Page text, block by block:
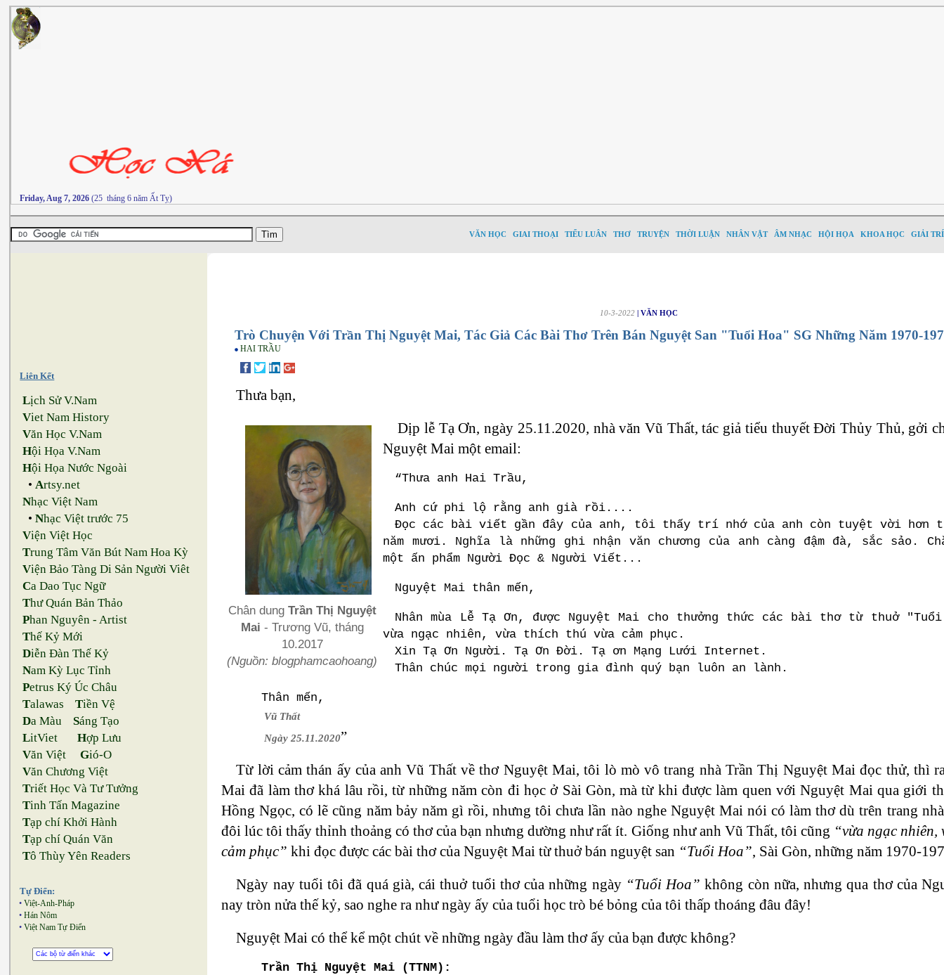
Friday, Aug 7, 2026 (25 tháng 6 năm Ất Tỵ)
VĂN HỌC GIAI THOẠI TIỂU LUÂN THƠ TRUYỆN THỜI LUẬN NHÂN VẬT ÂM NHẠC HỘI HỌA KHOA HỌC GIẢI TRÍ
Liên Kết
Lịch Sử V.Nam
Viet Nam History
Văn Học V.Nam
Hội Họa V.Nam
Hội Họa Nước Ngoài
•Artsy.net
Nhạc Việt Nam
•Nhạc Việt trước 75
Viện Việt Học
Trung Tâm Văn Bút Nam Hoa Kỳ
Viện Bảo Tàng Di Sản Người Viêt
Ca Dao Tục Ngữ
Thư Quán Bản Thảo
Phan Nguyên - Artist
Thế Kỷ Mới
Diễn Đàn Thế Kỷ
Nam Kỳ Lục Tỉnh
Petrus Ký Úc Châu
Talawas Tiền Vệ
Da Màu Sáng Tạo
LitViet Hợp Lưu
Văn Việt Gió-O
Văn Chương Việt
Triết Học Và Tư Tưởng
Tinh Tấn Magazine
Tạp chí Khởi Hành
Tạp chí Quán Văn
Tô Thùy Yên Readers
Tự Điển:
• Việt-Anh-Pháp
• Hán Nôm
• Việt Nam Tự Điển
10-3-2022 | VĂN HỌC
Trò Chuyện Với Trần Thị Nguyệt Mai, Tác Giả Các Bài Thơ Trên Bán Nguyệt San "Tuổi Hoa" SG Những Năm 1970-
HAI TRẦU
Thưa bạn,
Chân dung Trần Thị Nguyệt
Mai - Trương Vũ, tháng
10.2017
(Nguồn: blogphamcaohoang)
Dịp lễ Tạ Ơn, ngày 25.11.2020, nhà văn Vũ Thất, tác giả tiểu thuyết Đời Thủy Thủ, gởi
Nguyệt Mai một email:
“Thưa anh Hai Trầu,
Anh cứ phi lộ rằng anh già rồi....
Đọc các bài viết gần đây của anh, tôi thấy trí nhớ của anh còn tuyệt vời hơn
năm mươi. Nghĩa là những ghi nhận văn chương của anh càng đậm đà, sắc sảo.
một ấn phẩm Người Đọc & Người Viết...
Nguyệt Mai thân mến,
Nhân mùa Lễ Tạ Ơn, được Nguyệt Mai cho thưởng thức các bài thơ từ thuở
vừa ngạc nhiên, vừa thích thú vừa cảm phục.
Xin Tạ Ơn Người. Tạ Ơn Đời. Tạ ơn Mạng Lưới Internet.
Thân chúc mọi người trong gia đình quý bạn luôn an lành.
Thân mến,
Vũ Thất
Ngày 25.11.2020”
Từ lời cảm thán ấy của anh Vũ Thất về thơ Nguyệt Mai, tôi lò mò vô trang nhà Trần Thị Nguyệt Mai đọc thử, thì
Mai đã làm thơ khá lâu rồi, từ những năm còn đi học ở Sài Gòn, mà từ khi được làm quen với Nguyệt Mai qua giới
Hồng Ngọc, có lẽ cũng năm bảy năm gì rồi, nhưng tôi chưa lần nào nghe Nguyệt Mai nói có làm thơ dù trên trang
đôi lúc tôi thấy thỉnh thoảng có thơ của bạn nhưng dường như rất ít. Giống như anh Vũ Thất, tôi cũng “vừa ngạc
cảm phục” khi đọc được các bài thơ của Nguyệt Mai từ thuở bán nguyệt san “Tuổi Hoa”, Sài Gòn, những năm 1970-
Ngày nay tuổi tôi đã quá già, cái thuở tuổi thơ của những ngày “Tuổi Hoa” không còn nữa, nhưng qua thơ của
nay tròn nửa thế kỷ, sao nghe ra như ngày ấy của tuổi học trò bé bỏng của tôi thấp thoáng đâu đây!
Nguyệt Mai có thể kể một chút về những ngày đầu làm thơ ấy của bạn được không?
Trần Thị Nguyệt Mai (TTNM):